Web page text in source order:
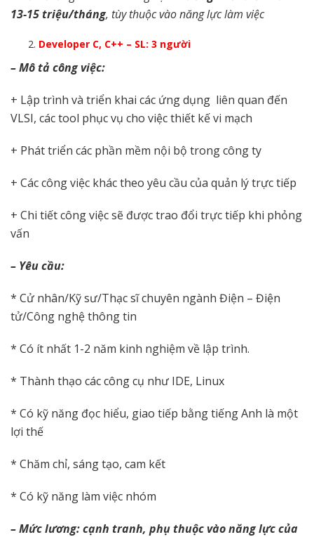
13-15 triệu/tháng, tùy thuộc vào năng lực làm việc
Developer C, C++ – SL: 3 người
– Mô tả công việc:
+ Lập trình và triển khai các ứng dụng liên quan đến
VLSI, các tool phục vụ cho việc thiết kế vi mạch
+ Phát triển các phần mềm nội bộ trong công ty
+ Các công việc khác theo yêu cầu của quản lý trực tiếp
+ Chi tiết công việc sẽ được trao đổi trực tiếp khi phỏng
vấn
– Yêu cầu:
* Cử nhân/Kỹ sư/Thạc sĩ chuyên ngành Điện – Điện
tử/Công nghệ thông tin
* Có ít nhất 1-2 năm kinh nghiệm về lập trình.
* Thành thạo các công cụ như IDE, Linux
* Có kỹ năng đọc hiểu, giao tiếp bằng tiếng Anh là một
lợi thế
* Chăm chỉ, sáng tạo, cam kết
* Có kỹ năng làm việc nhóm
– Mức lương: cạnh tranh, phụ thuộc vào năng lực của